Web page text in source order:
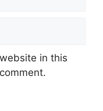
in this